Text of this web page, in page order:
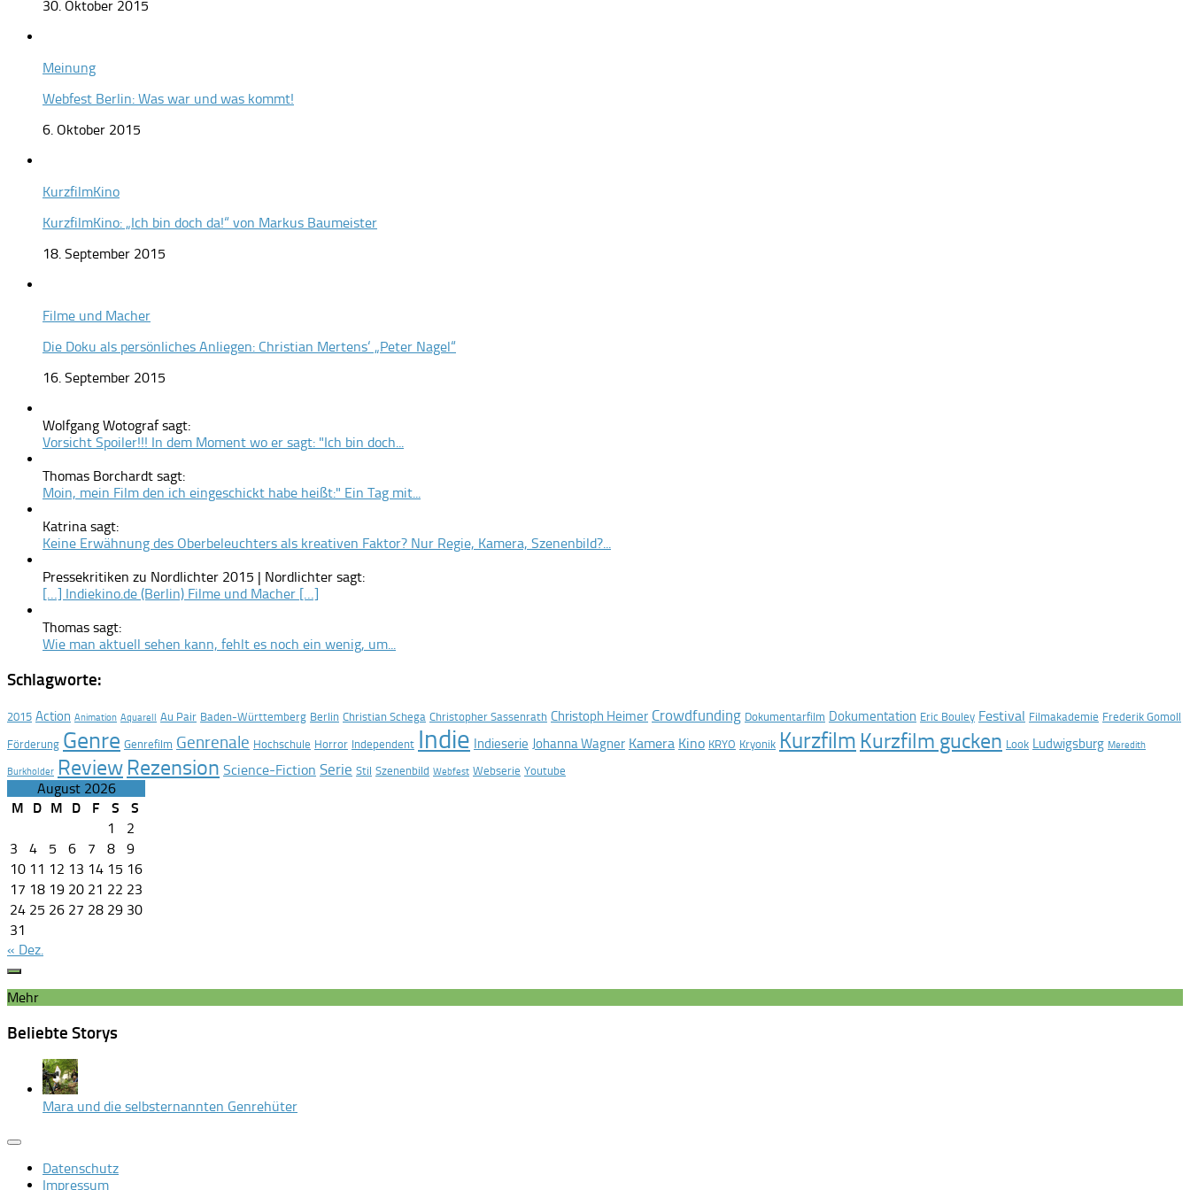
30. Oktober 2015
Meinung
Webfest Berlin: Was war und was kommt!
6. Oktober 2015
KurzfilmKino
KurzfilmKino: „Ich bin doch da!“ von Markus Baumeister
18. September 2015
Filme und Macher
Die Doku als persönliches Anliegen: Christian Mertens‘ „Peter Nagel“
16. September 2015
Wolfgang Wotograf sagt:
Vorsicht Spoiler!!! In dem Moment wo er sagt: "Ich bin doch...
Thomas Borchardt sagt:
Moin, mein Film den ich eingeschickt habe heißt:" Ein Tag mit...
Katrina sagt:
Keine Erwähnung des Oberbeleuchters als kreativen Faktor? Nur Regie, Kamera, Szenenbild?...
Pressekritiken zu Nordlichter 2015 | Nordlichter sagt:
[…] Indiekino.de (Berlin) Filme und Macher […]
Thomas sagt:
Wie man aktuell sehen kann, fehlt es noch ein wenig, um...
Schlagworte:
2015 Action Animation Aquarell Au Pair Baden-Württemberg Berlin Christian Schega Christopher Sassenrath Christoph Heimer Crowdfunding Dokumentarfilm Dokumentation Eric Bouley Festival Filmakademie Frederik Gomoll
Förderung Genre Genrefilm Genrenale Hochschule Horror Independent Indie Indieserie Johanna Wagner Kamera Kino KRYO Kryonik Kurzfilm Kurzfilm gucken Look Ludwigsburg Meredith
Burkholder Review Rezension Science-Fiction Serie Stil Szenenbild Webfest Webserie Youtube
August 2026
M
D M D F S
S
1
2
3
4 5 6 7 8
9
10 11 12 13 14 15 16
17 18 19 20 21 22 23
24 25 26 27 28 29 30
31
« Dez.
Mehr
Beliebte Storys
Mara und die selbsternannten Genrehüter
Datenschutz
Impressum